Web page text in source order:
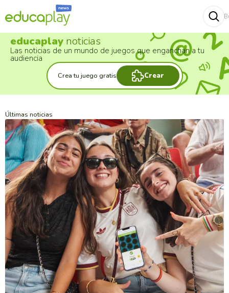
Buscar
educaplay noticias
Las noticias de un mundo de juegos que enganchan a tu
audiencia
Crea tu juego gratis Crear
Últimas noticias